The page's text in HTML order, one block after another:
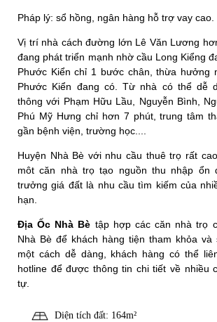
Pháp lý: sổ hồng, ngân hàng hỗ trợ vay cao.
Vị trí nhà cách đường lớn Lê Văn Lương
đang phát triển mạnh nhờ cầu Long Kiểng
Phước Kiển chỉ 1 bước chân, thừa hưởng
Phước Kiển đang có. Từ nhà có thể dễ
thông với Phạm Hữu Lầu, Nguyễn Bình,
Phú Mỹ Hưng chỉ hơn 7 phút, trung tâm
gần bệnh viện, trường học....
Huyện Nhà Bè với nhu cầu thuê trọ rất
môt căn nhà trọ tạo nguồn thu nhập ổn
trưởng giá đất là nhu cầu tìm kiếm của
hạn.
Địa Ốc Nhà Bè tập hợp các căn nhà trọ
Nhà Bè để khách hàng tiện tham khỏa
một cách dễ dàng, khách hàng có thể
hotline để được thông tin chi tiết về nhiều
tự.
Diện tích đất: 164m²